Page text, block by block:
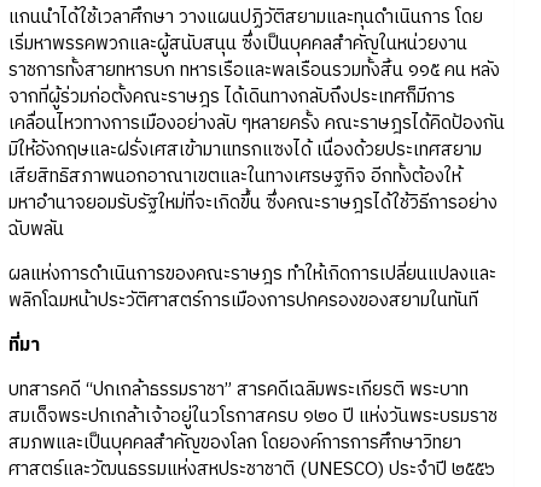
แกนนำได้ใช้เวลาศึกษา วางแผนปฏิวัติสยามและทุนดำเนินการ โดย
เริ่มหาพรรคพวกและผู้สนับสนุน ซึ่งเป็นบุคคลสำคัญในหน่วยงาน
ราชการทั้งสายทหารบก ทหารเรือและพลเรือนรวมทั้งสิ้น ๑๑๕ คน หลัง
จากที่ผู้ร่วมก่อตั้งคณะราษฎร ได้เดินทางกลับถึงประเทศก็มีการ
เคลื่อนไหวทางการเมืองอย่างลับ ๆหลายครั้ง คณะราษฎรได้คิดป้องกัน
มิให้อังกฤษและฝรั่งเศสเข้ามาแทรกแซงได้ เนื่องด้วยประเทศสยาม
เสียสิทธิสภาพนอกอาณาเขตและในทางเศรษฐกิจ อีกทั้งต้องให้
มหาอำนาจยอมรับรัฐใหม่ที่จะเกิดขึ้น ซึ่งคณะราษฎรได้ใช้วิธีการอย่าง
ฉับพลัน
ผลแห่งการดำเนินการของคณะราษฎร ทำให้เกิดการเปลี่ยนแปลงและ
พลิกโฉมหน้าประวัติศาสตร์การเมืองการปกครองของสยามในทันที
ที่มา
บทสารคดี “ปกเกล้าธรรมราชา” สารคดีเฉลิมพระเกียรติ พระบาท
สมเด็จพระปกเกล้าเจ้าอยู่ในวโรกาสครบ ๑๒๐ ปี แห่งวันพระบรมราช
สมภพและเป็นบุคคลสำคัญของโลก โดยองค์การการศึกษาวิทยา
ศาสตร์และวัฒนธรรมแห่งสหประชาชาติ (UNESCO) ประจำปี ๒๕๕๖